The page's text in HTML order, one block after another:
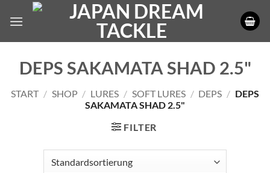
Inhalt
DEPS SAKAMATA SHAD 2.5"
START / SHOP / LURES / SOFT LURES / DEPS / DEPS
SAKAMATA SHAD 2.5"
FILTER